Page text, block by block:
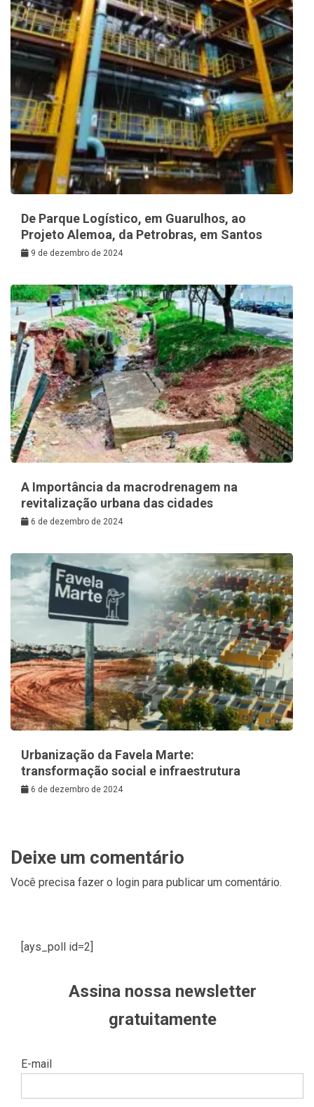
De Parque Logístico, em Guarulhos, ao
Projeto Alemoa, da Petrobras, em Santos
9 de dezembro de 2024
A Importância da macrodrenagem na
revitalização urbana das cidades
6 de dezembro de 2024
Urbanização da Favela Marte:
transformação social e infraestrutura
6 de dezembro de 2024
Deixe um comentário
Você precisa fazer o login para publicar um comentário.
[ays_poll id=2]
Assina nossa newsletter
gratuitamente
E-mail